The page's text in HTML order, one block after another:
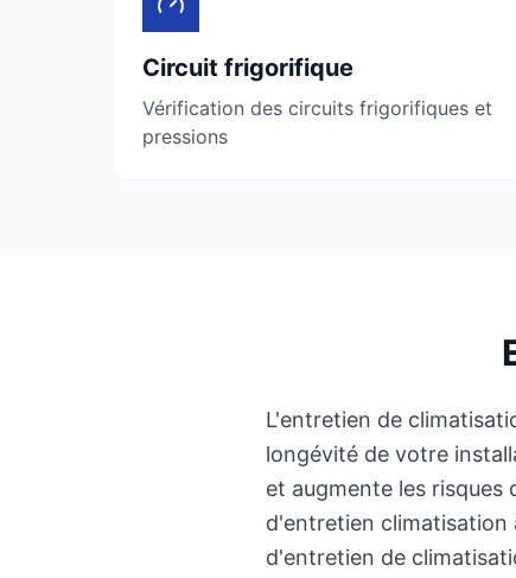
Circuit frigorifique
Vérification des circuits frigorifiques et
pressions
L'entretien de
longévité de votre
et augmente les risques
d'entretien climatisation
d'entretien de